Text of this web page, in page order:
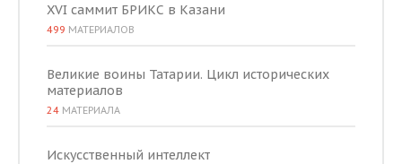
XVI саммит БРИКС в Казани
499 МАТЕРИАЛОВ
Великие воины Татарии. Цикл исторических
материалов
24 МАТЕРИАЛА
Искусственный интеллект